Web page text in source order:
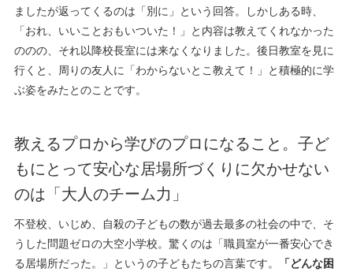
ましたが返ってくるのは「別に」という回答。しかしある時、
「おれ、いいことおもいついた！」と内容は教えてくれなかった
ののの、それ以降校長室には来なくなりました。後日教室を見に
行くと、周りの友人に「わからないとこ教えて！」と積極的に学
ぶ姿をみたとのことです。
教えるプロから学びのプロになること。子ど
もにとって安心な居場所づくりに欠かせない
のは「大人のチーム力」
不登校、いじめ、自殺の子どもの数が過去最多の社会の中で、そ
うした問題ゼロの大空小学校。驚くのは「職員室が一番安心でき
る居場所だった。」というの子どもたちの言葉です。
「どんな困